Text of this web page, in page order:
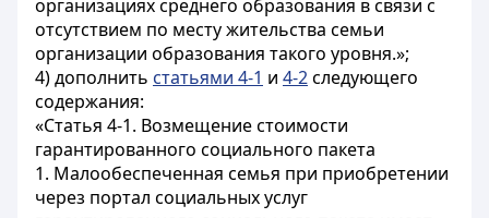
организациях среднего образования в связи с
отсутствием по месту жительства семьи
организации образования такого уровня.»;
4) дополнить статьями 4-1 и 4-2следующего
содержания:
«Статья 4-1. Возмещение стоимости
гарантированного социального пакета
1. Малообеспеченная семья при приобретении
через портал социальных услуг